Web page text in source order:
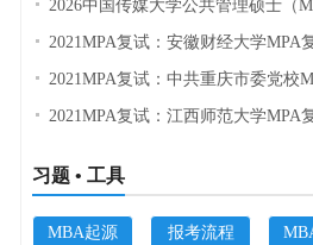
2026中国传媒大学公共管理硕士（
2021MPA复试：安徽财经大学MPA
2021MPA复试：中共重庆市委党校
2021MPA复试：江西师范大学MPA
习题 • 工具
MBA起源 报考流程